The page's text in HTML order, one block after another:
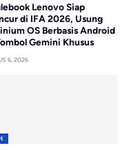
Lenovo Siap
di IFA 2026, Usung
OS Berbasis Android
Gemini Khusus
6, 2026